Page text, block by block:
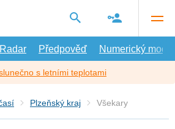
Radar Předpověď Numerický model
s letními teplotami
Plzeňský kraj Všekary